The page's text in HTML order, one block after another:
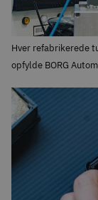
Hver refabrikerede
opfylde BORG